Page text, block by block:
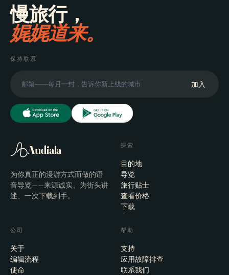
慢旅行，
娓娓道来。
保持联系
加入
Audiala
为你真正的漫游方式而做的语
音导览——来源诚实、为街头讲
述、一次下载到手。
探索
目的地
导览
旅行贴士
查看价格
下载
公司
关于
编辑流程
使命
帮助
支持
应用故障排查
联系我们